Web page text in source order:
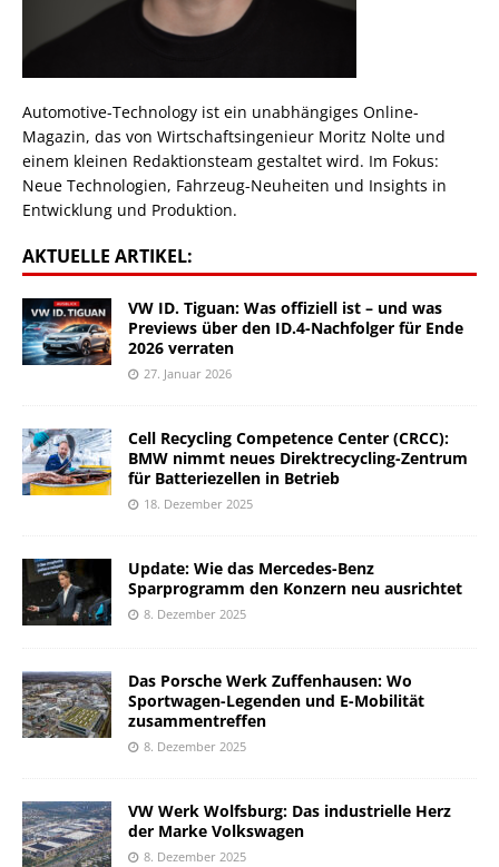
Automotive-Technology ist ein unabhängiges Online-
Magazin, das von Wirtschaftsingenieur Moritz Nolte und
einem kleinen Redaktionsteam gestaltet wird. Im Fokus:
Neue Technologien, Fahrzeug-Neuheiten und Insights in
Entwicklung und Produktion.
AKTUELLE ARTIKEL:
VW ID. Tiguan: Was offiziell ist – und was
Previews über den ID.4-Nachfolger für Ende
2026 verraten
27. Januar 2026
Cell Recycling Competence Center (CRCC):
BMW nimmt neues Direktrecycling-Zentrum
für Batteriezellen in Betrieb
18. Dezember 2025
Update: Wie das Mercedes-Benz
Sparprogramm den Konzern neu ausrichtet
8. Dezember 2025
Das Porsche Werk Zuffenhausen: Wo
Sportwagen-Legenden und E-Mobilität
zusammentreffen
8. Dezember 2025
VW Werk Wolfsburg: Das industrielle Herz
der Marke Volkswagen
8. Dezember 2025